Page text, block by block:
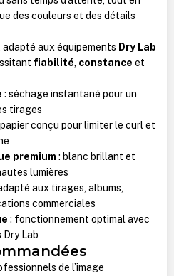
des couleurs et des détails
aux équipements Dry Lab
fiabilité, constance et
: séchage instantané pour un
tirages
conçu pour limiter le curl et
premium : blanc brillant et
lumières
aux tirages, albums,
commerciales
: fonctionnement optimal avec
Dry Lab
de l’image